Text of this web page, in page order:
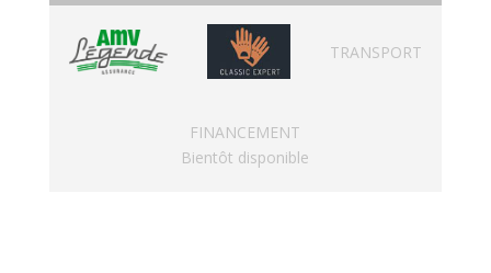
TRANSPORT
FINANCEMENT
Bientôt disponible